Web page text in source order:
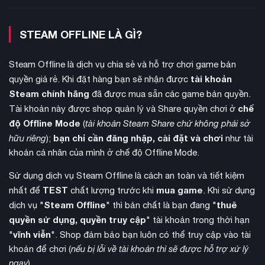
cho phép bạntự do hoán đổi vị trí
trong lúc chiến đấu. Hệ thống kỹ năng hành động mới cho
phép các nhân vật học kỹ năng và truyền lại cho đồng đội,
tạo nên khả năng tùy biến chiến thuật đa dạng.
STEAM OFFLINE LÀ GÌ?
Steam Offline là dịch vụ chia sẻ và hỗ trợ chơi game bản
quyền giá rẻ. Khi đặt hàng bạn sẽ nhận được tài khoản
Steam chính hãng đã được mua sẵn các game bản quyền.
Tài khoản này được shop quản lý và Share quyền chơi ở chế
độ Offline Mode (tài khoản Steam Share chứ không phải sở
hữu riêng); bạn chỉ cần đăng nhập, cài đặt và chơi như tài
khoản cá nhân của mình ở chế độ Offline Mode.
Sử dụng dịch vụ Steam Offline là cách an toàn và tiết kiệm
nhất để TEST chất lượng trước khi mua game. Khi sử dụng
dịch vụ "Steam Offline" thì bản chất là bạn đang "thuê
quyền sử dụng, quyền truy cập" tài khoản trong thời hạn
"vĩnh viễn". Shop đảm bảo bạn luôn có thể truy cập vào tài
khoản để chơi (nếu bị lỗi về tài khoản thì sẽ được hỗ trợ xử lý
ngay).